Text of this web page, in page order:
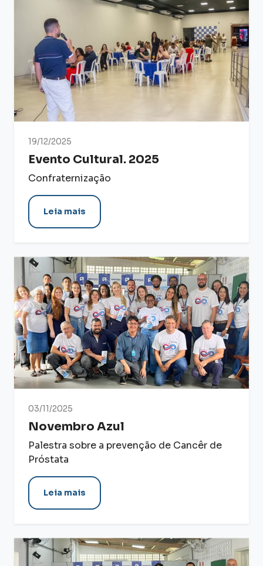
19/12/2025
Evento Cultural. 2025
Confraternização
Leia mais
03/11/2025
Novembro Azul
Palestra sobre a prevenção de Cancêr de
Próstata
Leia mais